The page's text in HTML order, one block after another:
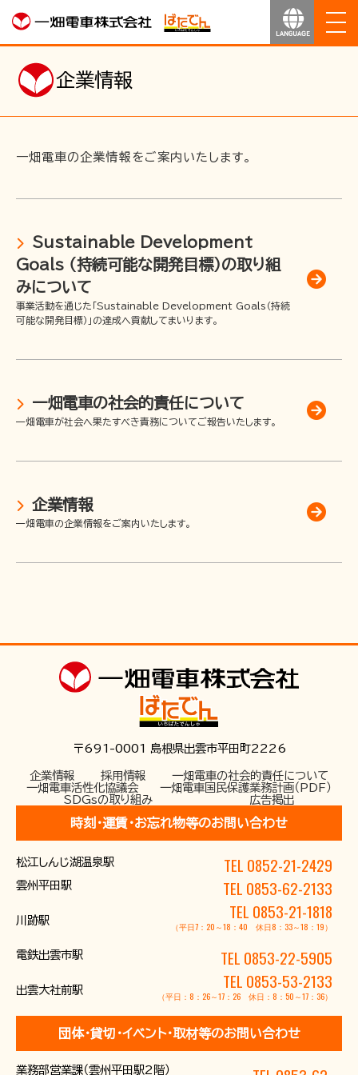
ホーム
運行のご案内
運賃のご案内
お得なきっぷ
サービス
企業情報
採用情報
一畑電車国民保護業務計画（PDF）
SDGsの取り組み
〒691-0001 島根県出雲市平田町2226
時刻･運賃･お忘れ物等のお問い合わせ
松江しんじ湖温泉駅 TEL 0852-21-2429
雲州平田駅 TEL 0852-21-2429
川跡駅 TEL 0852-21-2429
電鉄出雲市駅 TEL 0852-21-2429
出雲大社前駅 TEL 0852-21-2429
TEL 0853-62-3383（平
日9:00〜17:00）
FAX 0853-62-3384
企業情報
一畑電車の企業情報をご案内いたします。
Sustainable Development
Goals （持続可能な開発目標）の取り組
みについて
事業活動を通じた「Sustainable Development Goals（持続
可能な開発目標）」の達成へ貢献してまいります。
一畑電車の社会的責任について
一畑電車が社会へ果たすべき責務についてご報告いたします。
企業情報
一畑電車の企業情報をご案内いたします。
〒691-0001 島根県出雲市平田町2226
企業情報 採用情報
一畑電車の社会的責任について
一畑電車活性化協議会
一畑電車国民保護業務計画（PDF）
SDGsの取り組み
広告掲出
時刻･運賃･お忘れ物等のお問い合わせ
松江しんじ湖温泉駅 TEL 0852-21-2429
雲州平田駅 TEL 0853-62-2133
川跡駅 TEL 0853-21-1818
（平日7：20～18：40 休日8：33～18：19）
電鉄出雲市駅 TEL 0853-22-5905
出雲大社前駅 TEL 0853-53-2133
（平日：8：26～17：26 休日：8：50～17：36）
団体･貸切･イベント･取材等のお問い合わせ
業務部営業課（雲州平田駅2階）